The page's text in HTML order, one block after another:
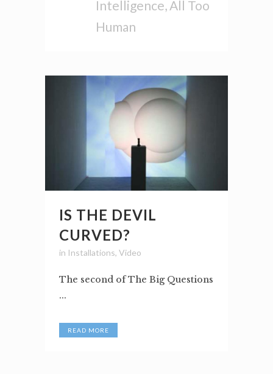
Intelligence, All Too
Human
IS THE DEVIL
CURVED?
in Installations, Video
The second of The Big Questions
...
READ MORE